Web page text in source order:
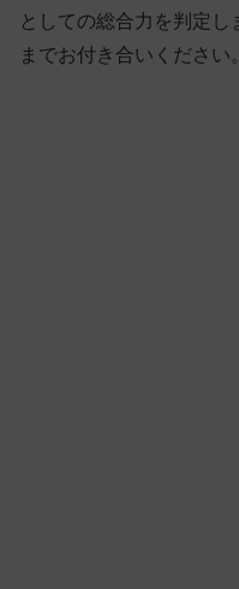
としての総合力を判定
までお付き合いください。